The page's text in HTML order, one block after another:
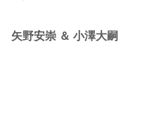
矢野安崇 ＆ 小澤大嗣